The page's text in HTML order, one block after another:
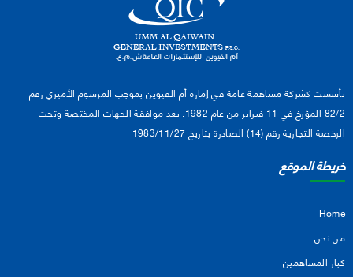
تأسست كشركة مساهمة عامة في إمارة أم القيوين بموجب المرسوم الأميري رقم
82/2 المؤرخ في 11 فبراير من عام 1982. بعد موافقة الجهات المختصة وتحت
الرخصة التجارية رقم (14) الصادرة بتاريخ 1983/11/27
خريطة الموقع
Home
من نحن
كبار المساهمين